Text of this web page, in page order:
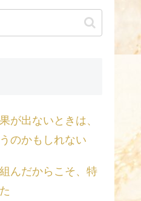
が出ないときは、
のかもしれない
んだからこそ、特